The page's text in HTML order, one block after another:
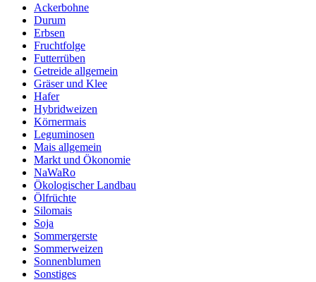
Ackerbohne
Durum
Erbsen
Fruchtfolge
Futterrüben
Getreide allgemein
Gräser und Klee
Hafer
Hybridweizen
Körnermais
Leguminosen
Mais allgemein
Markt und Ökonomie
NaWaRo
Ökologischer Landbau
Ölfrüchte
Silomais
Soja
Sommergerste
Sommerweizen
Sonnenblumen
Sonstiges